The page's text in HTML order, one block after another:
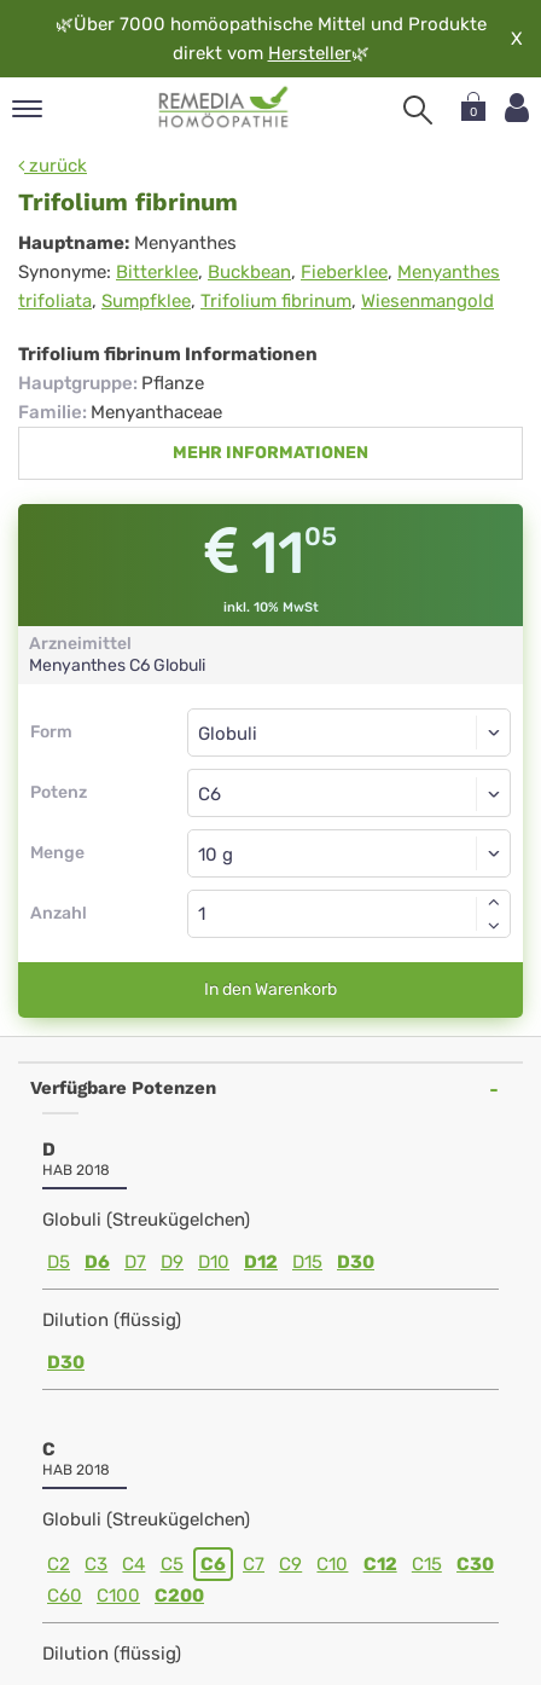
🌿Über 7000 homöopathische Mittel und Produkte
direkt vom Hersteller🌿
X
0
zurück
Trifolium fibrinum
Trifolium
fibrinum
Hauptname: Menyanthes
Synonyme: Bitterklee, Buckbean, Fieberklee, Menyanthes
trifoliata, Sumpfklee, Trifolium fibrinum, Wiesenmangold
Trifolium fibrinum Informationen
Hauptgruppe: Pflanze
Familie: Menyanthaceae
MEHR INFORMATIONEN
1105
inkl. 10% MwSt
Arzneimittel
MenyanthesC6Globuli
Form
Form
Potenz
Globuli
C6
Menge
Globuli
Anzahl
In den Warenkorb
Verfügbare Potenzen
D
HAB 2018
Globuli (Streukügelchen)
D5
D6 D7 D9 D10 D12 D15 D30
Dilution (flüssig)
D30
C
HAB 2018
Globuli (Streukügelchen)
C2 C3 C4 C5 C6 C7 C9 C10 C12 C15
C30
C60
C100 C200
Dilution (flüssig)